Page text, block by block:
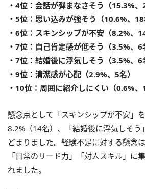
・4位：会話が弾まなさそう（15.3%、
・5位：思い込みが強そう（10.6%、18
・6位：スキンシップが不安（8.2%、14
・7位：自己肯定感が低そう（3.5%、6
・7位：結婚後に浮気しそう（3.5%、6
・9位：清潔感が心配（2.9%、5名）
・10位：周囲に紹介しにくい（0.6%、1
懸念点として「スキンシップが不安」
8.2%（14名）、「結婚後に浮気しそう
どまりました。経験不足に対する懸念
「日常のリード力」「対人スキル」に
れました。